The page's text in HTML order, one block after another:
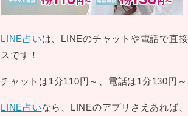
LINE占いは、LINEのチャットや電話で直
スです！
チャットは1分110円～、電話は1分130円
LINE占いなら、LINEのアプリさえあれば